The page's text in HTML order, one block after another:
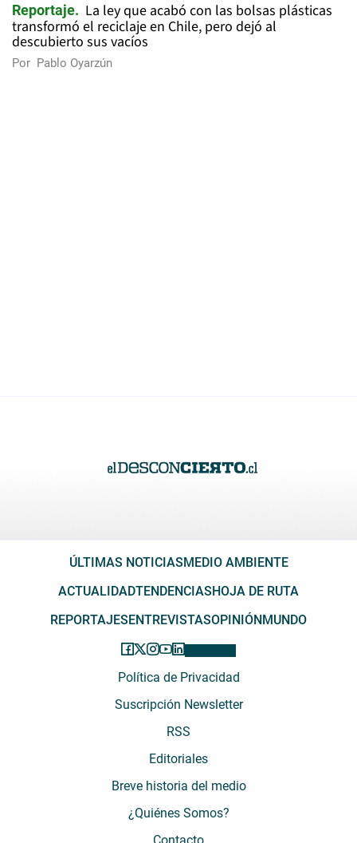
Reportaje
La ley que acabó con las bolsas plásticas
transformó el reciclaje en Chile, pero dejó al
descubierto sus vacíos
Por Pablo Oyarzún
ÚLTIMAS NOTICIASMEDIO AMBIENTE
ACTUALIDADTENDENCIASHOJA DE RUTA
REPORTAJESENTREVISTASOPINIÓNMUNDO
Política de Privacidad
Suscripción Newsletter
RSS
Editoriales
Breve historia del medio
¿Quiénes Somos?